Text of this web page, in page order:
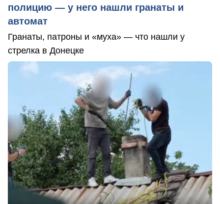
полицию — у него нашли гранаты и
автомат
Гранаты, патроны и «муха» — что нашли у
стрелка в Донецке